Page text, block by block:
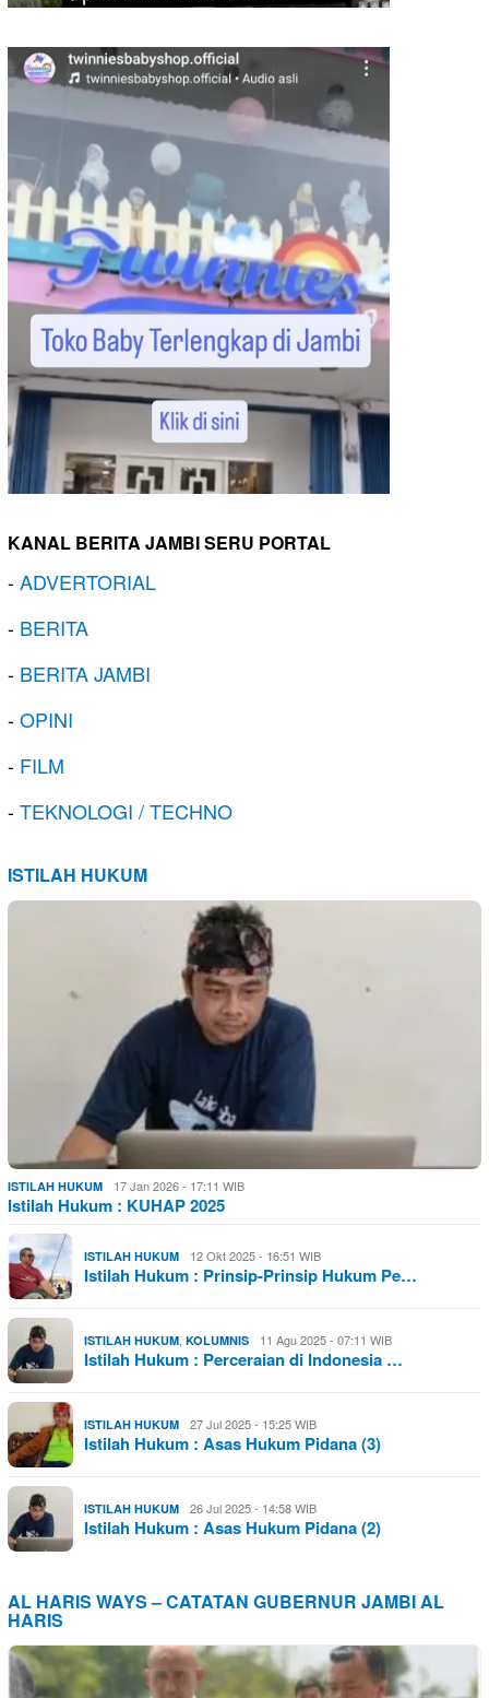
KANAL BERITA JAMBI SERU PORTAL
-ADVERTORIAL
- BERITA
- BERITA JAMBI
-OPINI
- FILM
-TEKNOLOGI / TECHNO
ISTILAH HUKUM
ISTILAH HUKUM 17 Jan 2026 - 17:11 WIB
Istilah Hukum : KUHAP 2025
ISTILAH HUKUM 12 Okt 2025 - 16:51 WIB
Istilah Hukum : Prinsip-Prinsip Hukum Pe…
ISTILAH HUKUM KOLUMNIS 11 Agu 2025 - 07:11 WIB
Istilah Hukum : Perceraian di Indonesia …
ISTILAH HUKUM 27 Jul 2025 - 15:25 WIB
Istilah Hukum : Asas Hukum Pidana (3)
ISTILAH HUKUM 26 Jul 2025 - 14:58 WIB
Istilah Hukum : Asas Hukum Pidana (2)
AL HARIS WAYS – CATATAN GUBERNUR JAMBI AL
HARIS